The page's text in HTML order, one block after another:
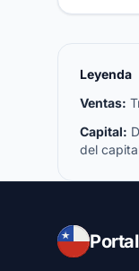
Leyenda
Ventas:
Capital:
del
Portal